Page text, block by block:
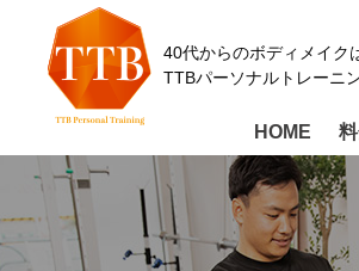
40代からのボディメイク
TTBパーソナルトレーニ
HOME